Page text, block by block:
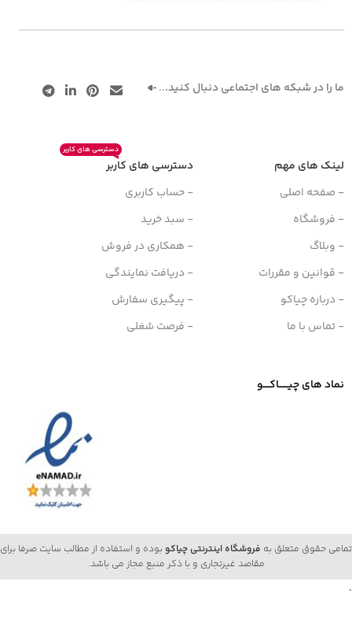
ما را در شبکه های اجتماعی دنبال کنید...
لینک های مهم
- صفحه اصلی
- فروشگاه
- وبلاگ
- قوانین و مقررات
- درباره چیاکو
- تماس با ما
دسترسی های کاربر
دسترسی های کاربر
- حساب کاربری
- سبد خرید
- همکاری در فروش
- دریافت نمایندگی
- پیگیری سفارش
- فرصت شغلی
نماد های چیــــــاکــــو
تمامی حقوق متعلق به فروشگاه اینترنتی چیاکو بوده و استفاده از مطالب سایت صرفا برای
مقاصد غیرتجاری و با ذکر منبع مجاز می باشد.
.